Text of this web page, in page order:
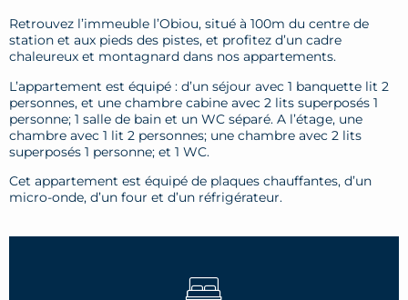
Retrouvez l’immeuble l’Obiou, situé à 100m du centre de
station et aux pieds des pistes, et profitez d’un cadre
chaleureux et montagnard dans nos appartements.
L’appartement est équipé : d’un séjour avec 1 banquette lit 2
personnes, et une chambre cabine avec 2 lits superposés 1
personne; 1 salle de bain et un WC séparé. A l’étage, une
chambre avec 1 lit 2 personnes; une chambre avec 2 lits
superposés 1 personne; et 1 WC.
Cet appartement est équipé de plaques chauffantes, d’un
micro-onde, d’un four et d’un réfrigérateur.